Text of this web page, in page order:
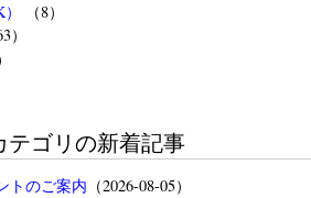
（8）
）
テゴリの新着記事
トのご案内 （2026-08-05）